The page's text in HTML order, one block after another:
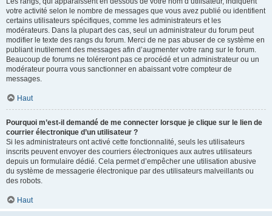
votre activité selon le nombre de messages que vous avez publié ou identifient
certains utilisateurs spécifiques, comme les administrateurs et les
modérateurs. Dans la plupart des cas, seul un administrateur du forum peut
modifier le texte des rangs du forum. Merci de ne pas abuser de ce système en
publiant inutilement des messages afin d’augmenter votre rang sur le forum.
Beaucoup de forums ne toléreront pas ce procédé et un administrateur ou un
modérateur pourra vous sanctionner en abaissant votre compteur de
messages.
Haut
Pourquoi m’est-il demandé de me connecter lorsque je clique sur le lien de
courrier électronique d’un utilisateur ?
Si les administrateurs ont activé cette fonctionnalité, seuls les utilisateurs
inscrits peuvent envoyer des courriers électroniques aux autres utilisateurs
depuis un formulaire dédié. Cela permet d’empêcher une utilisation abusive
du système de messagerie électronique par des utilisateurs malveillants ou
des robots.
Haut